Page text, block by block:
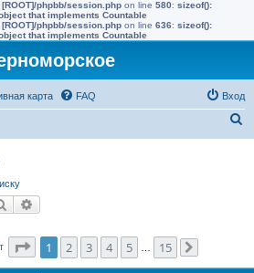
[ROOT]/phpbb/session.php on line 580: sizeof():
that implements Countable
[ROOT]/phpbb/session.php on line 636: sizeof():
that implements Countable
карта FAQ Вход
Поиск
Страница1 из
1 2 3 4 5 15